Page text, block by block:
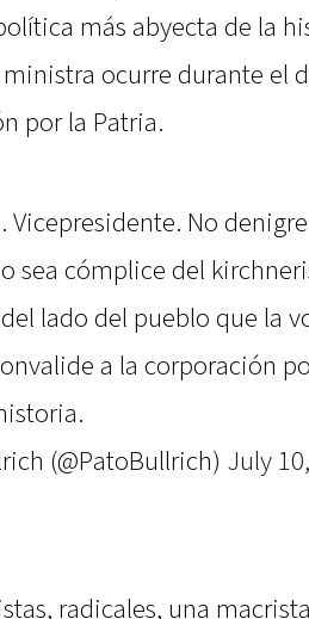
más abyecta de la
ocurre durante el
por la Patria.
Vicepresidente. No
sea cómplice del
lado del pueblo que la
a la corporación
(@PatoBullrich) July
radicales, una